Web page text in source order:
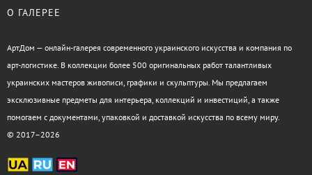
О ГАЛЕРЕЕ
АртДом — онлайн-галерея современного украинского искусства и компания по
арт-логистике. В коллекции более 500 оригинальных работ талантливых
украинских мастеров живописи, графики и скульптуры. Мы предлагаем
эксклюзивные предметы для интерьера, коллекций и инвестиций, а также
помогаем с документами, упаковкой и доставкой искусства по всему миру.
© 2017–2026